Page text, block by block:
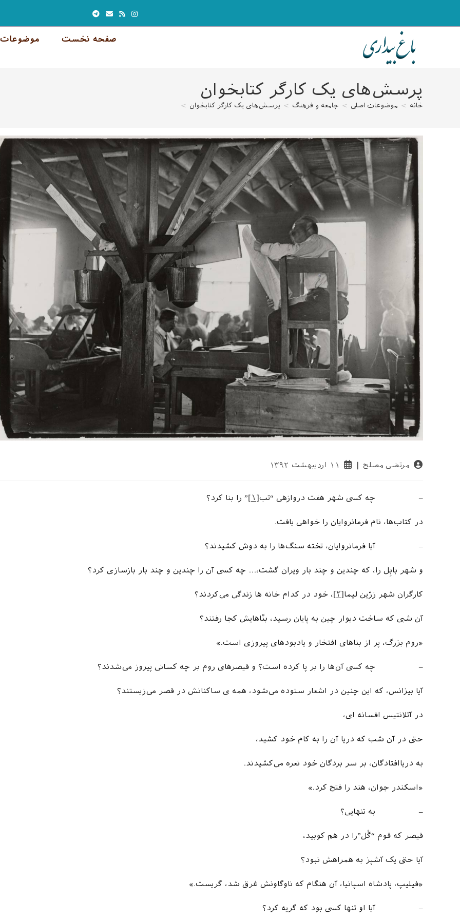
صفحه نخست
پرسش‌های یک کارگر کتابخوان
خانه > موضوعات اصلی > جامعه و فرهنگ > پرسش‌های یک کارگر کتابخوان >
نویسندهٔ
مرتضی مصلح
نوشته
است:
۱۱ اردیبهشت ۱۳۹۲
– چه کسی شهر هفت دروازهی “تب[۱] ” را بنا کرد؟
در کتاب‌ها، نام فرمانروایان را خواهی یافت.
– آیا فرمانروایان، تخته سنگ‌ها را به دوش کشیدند؟
و شهر بابِل را، که چندین و چند بار ویران گشت،… چه کسی آن را چندین و چند بار بازسازی کرد؟
کارگران شهر زرّین لیما[۲]، خود در کدام خانه ها زندگی می‌کردند؟
آن شبی که ساخت دیوار چین به پایان رسید، بنّاهایش کجا رفتند؟
«روم بزرگ، پر از بناهای افتخار و یادبودهای پیروزی است.»
– چه کسی آن‌ها را بر پا کرده است؟ و قیصرهای روم بر چه کسانی پیروز می‌شدند؟
آیا بیزانس، که این چنین در اشعار ستوده می‌شود، همه ی ساکنانش در قصر می‌زیستند؟
در آتلانتیس افسانه ای،
حتی در آن شب که دریا آن را به کام خود کشید،
به دریاافتادگان، بر سر بردگان خود نعره می‌کشیدند.
«اسکندر جوان، هند را فتح کرد.»
– به تنهایی؟
قیصر که قوم “گُل”را در هم کوبید،
آیا حتی یک آشپز به همراهش نبود؟
«فیلیپ، پادشاه اسپانیا، آن هنگام که ناوگاونش غرق شد، گریست.»
– آیا او تنها کسی بود که گریه کرد؟